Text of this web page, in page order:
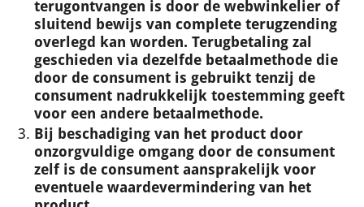
terugontvangen is door de webwinkelier of
sluitend bewijs van complete terugzending
overlegd kan worden. Terugbetaling zal
geschieden via dezelfde betaalmethode die
door de consument is gebruikt tenzij de
consument nadrukkelijk toestemming geeft
voor een andere betaalmethode.
Bij beschadiging van het product door
onzorgvuldige omgang door de consument
zelf is de consument aansprakelijk voor
eventuele waardevermindering van het